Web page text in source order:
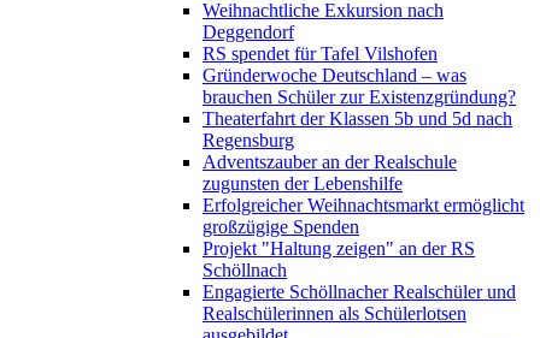
Weihnachtliche Exkursion nach
Deggendorf
RS spendet für Tafel Vilshofen
Gründerwoche Deutschland – was
brauchen Schüler zur Existenzgründung?
Theaterfahrt der Klassen 5b und 5d nach
Regensburg
Adventszauber an der Realschule
zugunsten der Lebenshilfe
Erfolgreicher Weihnachtsmarkt ermöglicht
großzügige Spenden
Projekt "Haltung zeigen" an der RS
Schöllnach
Engagierte Schöllnacher Realschüler und
Realschülerinnen als Schülerlotsen